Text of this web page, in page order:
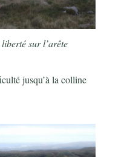
sur l’arête
jusqu’à la colline